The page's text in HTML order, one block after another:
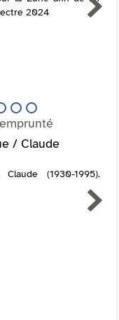
2024
/ Claude
(1930-1995).